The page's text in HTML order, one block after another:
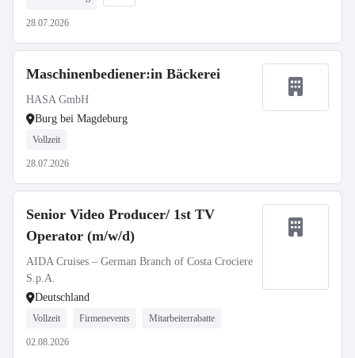
28.07.2026
Maschinenbediener:in Bäckerei
HASA GmbH
Burg bei Magdeburg
Vollzeit
28.07.2026
Senior Video Producer/ 1st TV
Operator (m/w/d)
AIDA Cruises – German Branch of Costa Crociere
S.p.A.
Deutschland
Vollzeit Firmenevents Mitarbeiterrabatte
02.08.2026